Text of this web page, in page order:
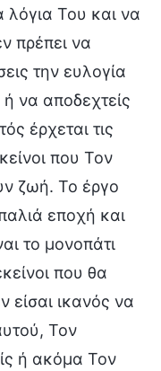
λόγια Του και να
πρέπει να
την ευλογία
να αποδεχτείς
έρχεται τις
που Τον
ζωή. Το έργο
εποχή και
το μονοπάτι
που θα
είσαι ικανός να
Τον
ή ακόμα Τον